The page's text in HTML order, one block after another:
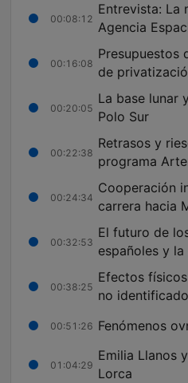
00:08:12
Entrevista: La
Agencia
00:16:08
Presupuestos
de
00:20:05
La base lunar
Polo Sur
00:22:38
Retrasos y
programa
00:24:34
Cooperación
carrera hacia
00:32:53
El futuro de
españoles y
00:38:25
Efectos
no
00:51:26 Fenómenos
01:04:29
Emilia Llanos
Lorca